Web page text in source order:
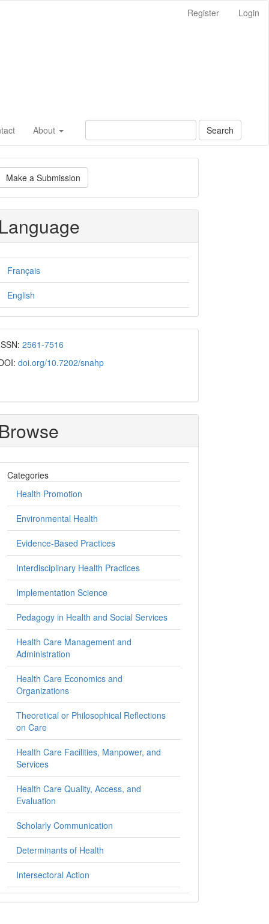
Register Login
About Search
Make a Submission
Français
English
2561-7516
doi.org/10.7202/snahp
Categories
Health Promotion
Environmental Health
Evidence-Based Practices
Interdisciplinary Health Practices
Implementation Science
Pedagogy in Health and Social Services
Health Care Management and
Administration
Health Care Economics and
Organizations
Theoretical or Philosophical Reflections
on Care
Health Care Facilities, Manpower, and
Services
Health Care Quality, Access, and
Evaluation
Scholarly Communication
Determinants of Health
Intersectoral Action